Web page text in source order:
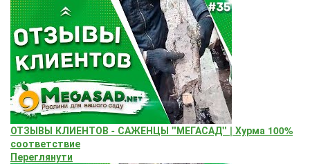
ОТЗЫВЫ КЛИЕНТОВ - САЖЕНЦЫ "МЕГАСАД" | Хурма 100%
соответствие
Переглянути